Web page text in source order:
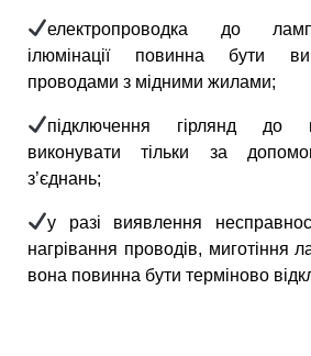
електропроводка до
ілюмінації повинна бути
проводами з мідними жилами;
підключення гірлянд до
виконувати тільки за
з’єднань;
у разі виявлення
нагрівання проводів, миготіння
вона повинна бути терміново